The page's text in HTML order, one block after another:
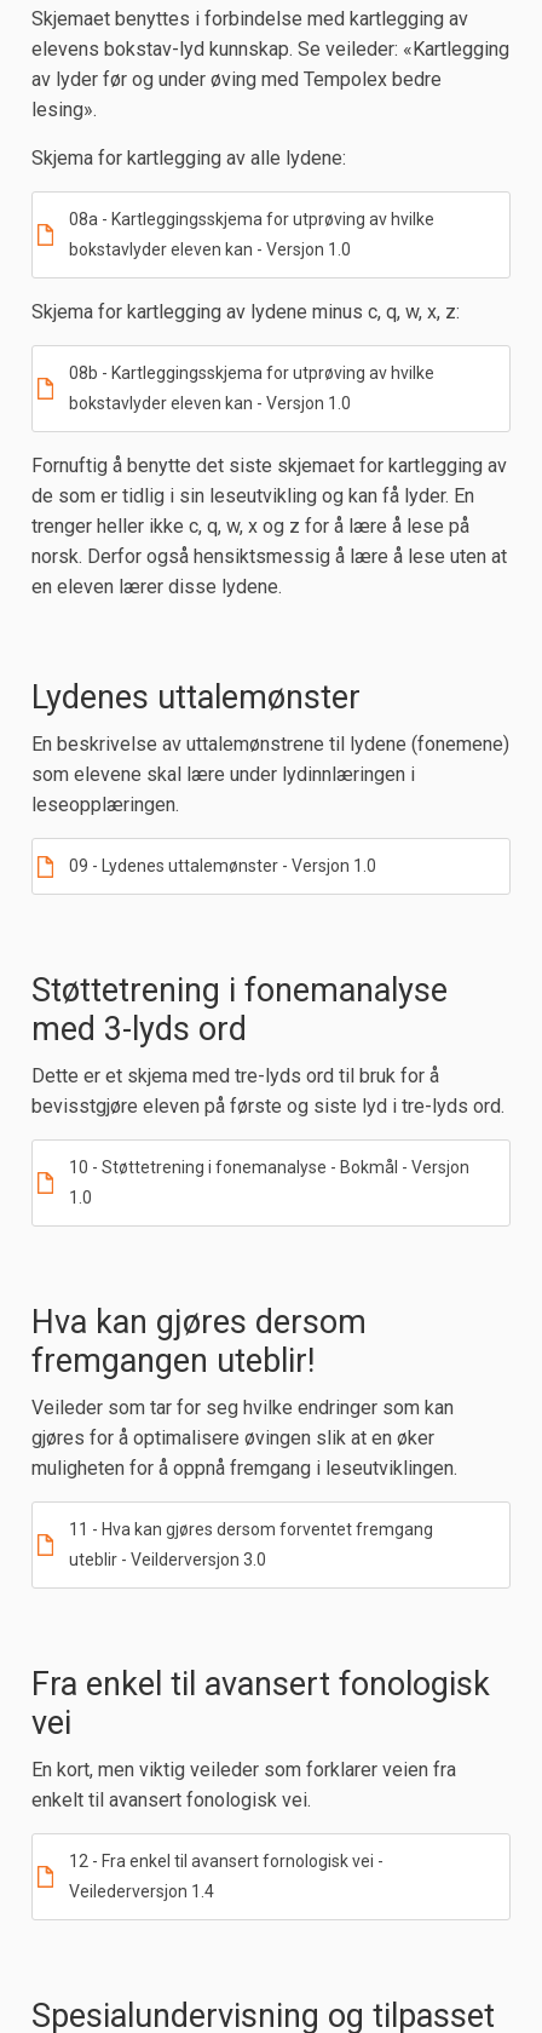
Skjemaet benyttes i forbindelse med kartlegging av
elevens bokstav-lyd kunnskap. Se veileder: «Kartlegging
av lyder før og under øving med Tempolex bedre
lesing».
Skjema for kartlegging av alle lydene:
08a - Kartleggingsskjema for utprøving av hvilke
bokstavlyder eleven kan - Versjon 1.0
Skjema for kartlegging av lydene minus c, q, w, x, z:
08b - Kartleggingsskjema for utprøving av hvilke
bokstavlyder eleven kan - Versjon 1.0
Fornuftig å benytte det siste skjemaet for kartlegging av
de som er tidlig i sin leseutvikling og kan få lyder. En
trenger heller ikke c, q, w, x og z for å lære å lese på
norsk. Derfor også hensiktsmessig å lære å lese uten at
en eleven lærer disse lydene.
Lydenes uttalemønster
En beskrivelse av uttalemønstrene til lydene (fonemene)
som elevene skal lære under lydinnlæringen i
leseopplæringen.
09 - Lydenes uttalemønster - Versjon 1.0
Støttetrening i fonemanalyse
med 3-lyds ord
Dette er et skjema med tre-lyds ord til bruk for å
bevisstgjøre eleven på første og siste lyd i tre-lyds ord.
10 - Støttetrening i fonemanalyse - Bokmål - Versjon
1.0
Hva kan gjøres dersom
fremgangen uteblir!
Veileder som tar for seg hvilke endringer som kan
gjøres for å optimalisere øvingen slik at en øker
muligheten for å oppnå fremgang i leseutviklingen.
11 - Hva kan gjøres dersom forventet fremgang
uteblir - Veilderversjon 3.0
Fra enkel til avansert fonologisk
vei
En kort, men viktig veileder som forklarer veien fra
enkelt til avansert fonologisk vei.
12 - Fra enkel til avansert fornologisk vei -
Veilederversjon 1.4
Spesialundervisning og tilpasset